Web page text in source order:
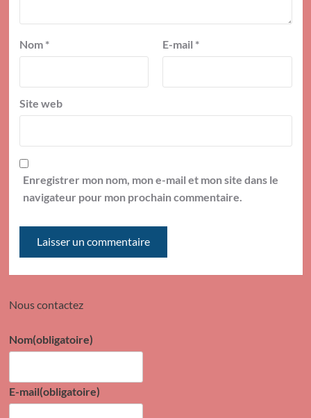
Nom * E-mail *
Site web
Enregistrer mon nom, mon e-mail et mon site dans le
navigateur pour mon prochain commentaire.
Nous contactez
Nom(obligatoire)
E-mail(obligatoire)